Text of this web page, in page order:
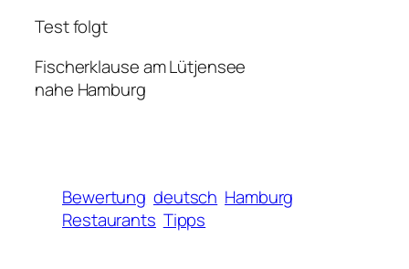
Test folgt
Fischerklause am Lütjensee
nahe Hamburg
Bewertung deutsch Hamburg
Restaurants Tipps